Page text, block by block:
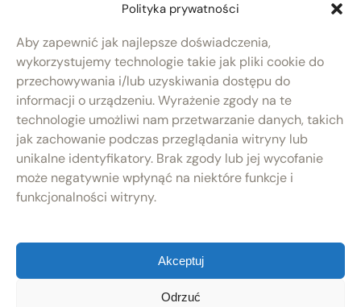
Polityka prywatności
Aby zapewnić jak najlepsze doświadczenia,
wykorzystujemy technologie takie jak pliki cookie do
przechowywania i/lub uzyskiwania dostępu do
informacji o urządzeniu. Wyrażenie zgody na te
technologie umożliwi nam przetwarzanie danych, takich
jak zachowanie podczas przeglądania witryny lub
unikalne identyfikatory. Brak zgody lub jej wycofanie
może negatywnie wpłynąć na niektóre funkcje i
funkcjonalności witryny.
Akceptuj
Odrzuć
RODO
Polityka prywatności
Produkty
Nowości
Po remoncie
Zaprojektuj keg
Kontakt